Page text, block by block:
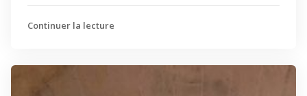
Continuer la lecture